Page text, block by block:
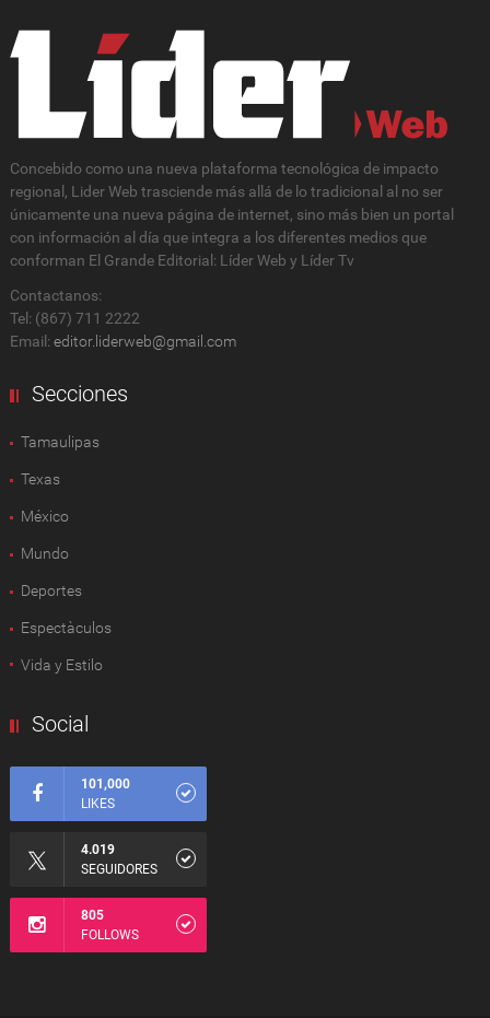
Concebido como una nueva plataforma tecnológica de impacto
regional, Lider Web trasciende más allá de lo tradicional al no ser
únicamente una nueva página de internet, sino más bien un portal
con información al día que integra a los diferentes medios que
conforman El Grande Editorial: Líder Web y Líder Tv
Contactanos:
Tel: (867) 711 2222
Email: editor.liderweb@gmail.com
Secciones
Tamaulipas
Texas
México
Mundo
Deportes
Espectàculos
Vida y Estilo
Social
101,000
LIKES
4.019
SEGUIDORES
805
FOLLOWS